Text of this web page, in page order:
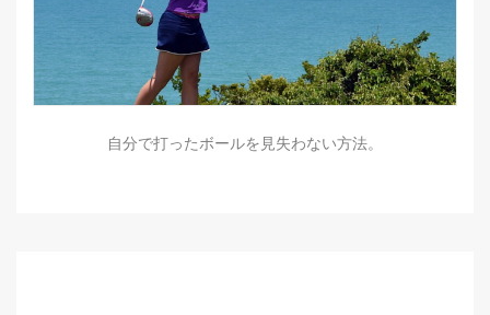
自分で打ったボールを見失わない方法。